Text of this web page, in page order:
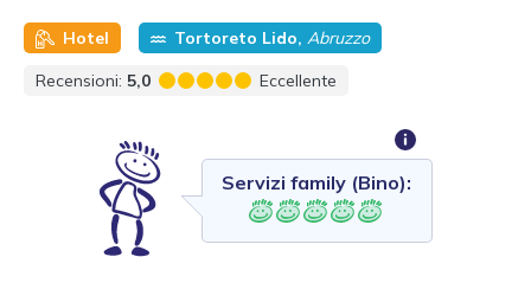
Hotel Tortoreto Lido, Abruzzo
Recensioni: 5,0 Eccellente
Servizi family (Bino):